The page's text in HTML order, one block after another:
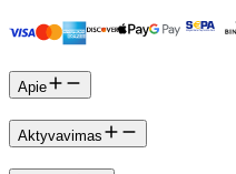
Apie
Aktyvavimas